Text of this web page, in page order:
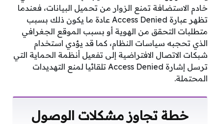
خادم الاستضافة تمنع الزوار من تحميل البيانات، فعندما
تظهر عبارة Access Denied عادة ما يكون ذلك بسبب
متطلبات التحقق من الهوية أو بسبب الموقع الجغرافي
الذي تحجبه سياسات النظام، كما قد يؤدي استخدام
شبكات الاتصال الافتراضية إلى تفعيل أنظمة الحماية التي
ترسل إشارة Access Denied تلقائيا لمنع التهديدات
المحتملة.
خطة تجاوز مشكلات الوصول